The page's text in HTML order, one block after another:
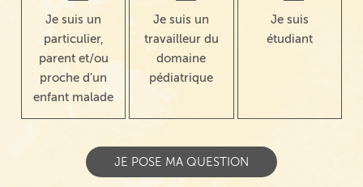
Je suis un
particulier,
parent et/ou
proche d'un
enfant malade
Je suis un
travailleur du
domaine
pédiatrique
Je suis
étudiant